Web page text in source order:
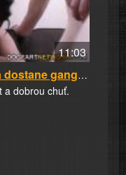
11:03
Krásná černoška Ebony Osa dostane gangbang na...
a dobrou chuť.